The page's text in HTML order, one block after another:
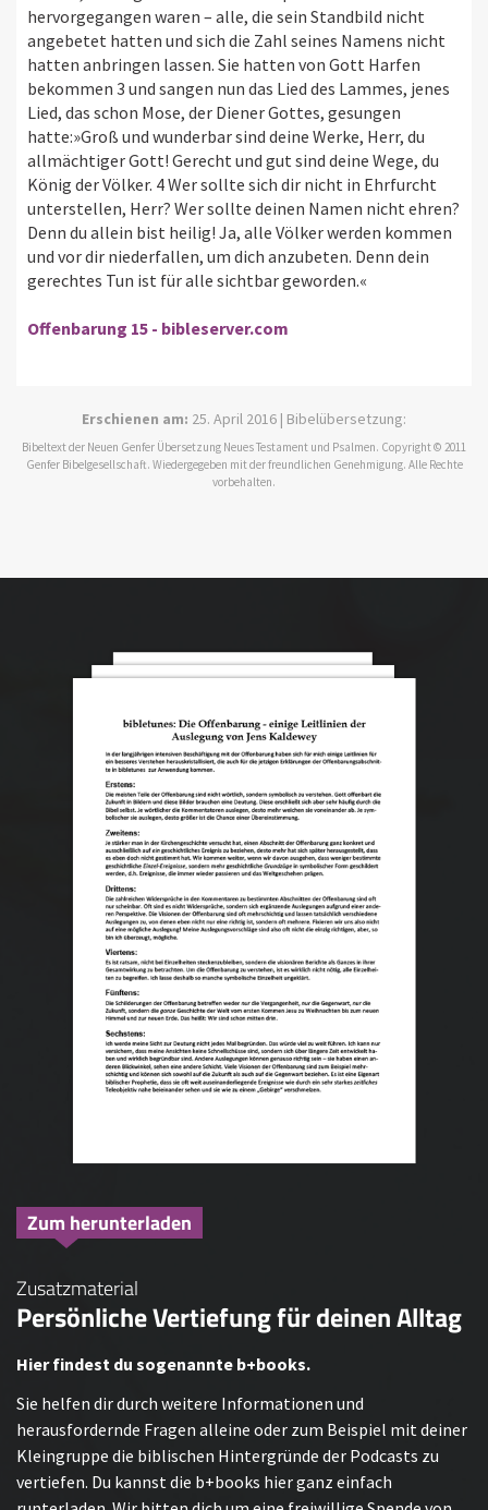
hervorgegangen waren – alle, die sein Standbild nicht
angebetet hatten und sich die Zahl seines Namens nicht
hatten anbringen lassen. Sie hatten von Gott Harfen
bekommen 3 und sangen nun das Lied des Lammes, jenes
Lied, das schon Mose, der Diener Gottes, gesungen
hatte:»Groß und wunderbar sind deine Werke, Herr, du
allmächtiger Gott! Gerecht und gut sind deine Wege, du
König der Völker. 4 Wer sollte sich dir nicht in Ehrfurcht
unterstellen, Herr? Wer sollte deinen Namen nicht ehren?
Denn du allein bist heilig! Ja, alle Völker werden kommen
und vor dir niederfallen, um dich anzubeten. Denn dein
gerechtes Tun ist für alle sichtbar geworden.«
Offenbarung 15 - bibleserver.com
Erschienen am: 25. April 2016 | Bibelübersetzung:
Bibeltext der Neuen Genfer Übersetzung Neues Testament und Psalmen. Copyright © 2011
Genfer Bibelgesellschaft. Wiedergegeben mit der freundlichen Genehmigung. Alle Rechte
vorbehalten.
Zum herunterladen
Zusatzmaterial
Persönliche Vertiefung für deinen Alltag
Hier findest du sogenannte b+books.
Sie helfen dir durch weitere Informationen und
herausfordernde Fragen alleine oder zum Beispiel mit deiner
Kleingruppe die biblischen Hintergründe der Podcasts zu
vertiefen. Du kannst die b+books hier ganz einfach